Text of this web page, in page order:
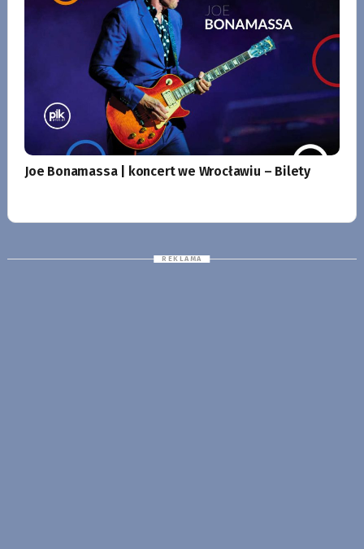
Joe Bonamassa | koncert we Wrocławiu – Bilety